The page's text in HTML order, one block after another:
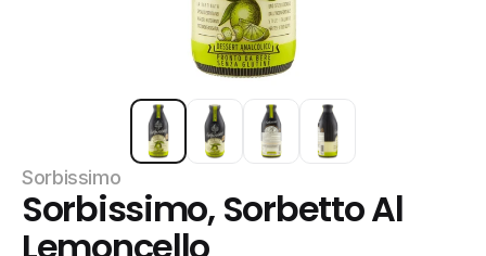
Sorbissimo
Sorbissimo, Sorbetto Al